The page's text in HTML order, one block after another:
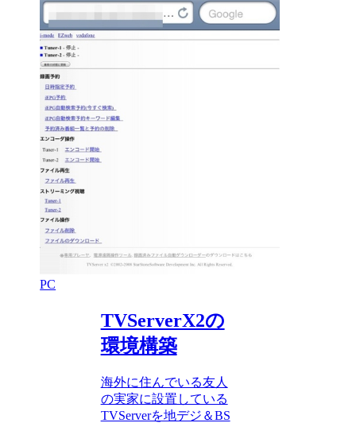
PC
TVServerX2の
環境構築
海外に住んでいる友人
の実家に設置している
TVServerを地デジ＆BS